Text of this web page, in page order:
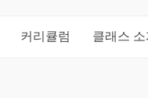
커리큘럼 클래스 소